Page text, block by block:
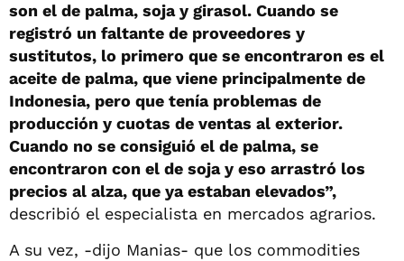
son el de palma, soja y girasol. Cuando se
registró un faltante de proveedores y
sustitutos, lo primero que se encontraron es el
aceite de palma, que viene principalmente de
Indonesia, pero que tenía problemas de
producción y cuotas de ventas al exterior.
Cuando no se consiguió el de palma, se
encontraron con el de soja y eso arrastró los
precios al alza, que ya estaban elevados”,
describió el especialista en mercados agrarios.
A su vez, -dijo Manias- que los commodities